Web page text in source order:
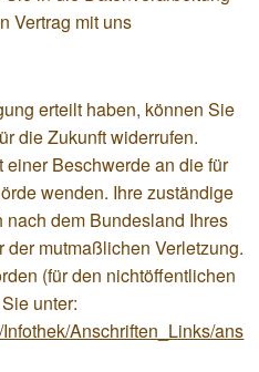
Vertrag mit uns
erteilt haben, können Sie
die Zukunft widerrufen.
Beschwerde an die für
wenden. Ihre zuständige
dem Bundesland Ihres
mutmaßlichen Verletzung.
(für den nichtöffentlichen
unter:
Anschriften_Links/ans